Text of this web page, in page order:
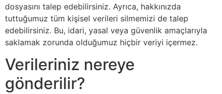
dosyasını talep edebilirsiniz. Ayrıca, hakkınızda
tuttuğumuz tüm kişisel verileri silmemizi de talep
edebilirsiniz. Bu, idari, yasal veya güvenlik amaçlarıyla
saklamak zorunda olduğumuz hiçbir veriyi içermez.
Verileriniz nereye
gönderilir?